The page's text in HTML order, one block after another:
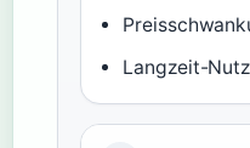
Langzeit-